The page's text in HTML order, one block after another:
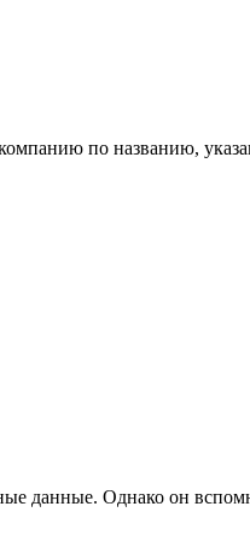
по названию,
данные. Однако он